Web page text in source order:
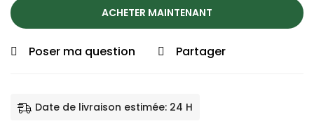
ACHETER MAINTENANT
Poser ma question Partager
Date de livraison estimée: 24 H